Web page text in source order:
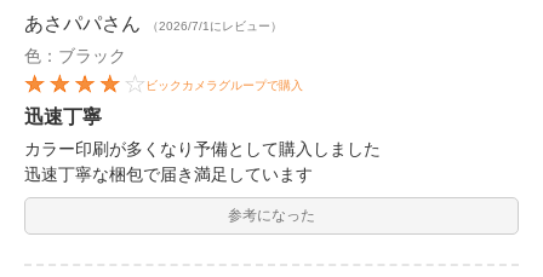
あさパパさん （2026/7/1にレビュー）
色：ブラック
ビックカメラグループで購入
迅速丁寧
カラー印刷が多くなり予備として購入しました
迅速丁寧な梱包で届き満足しています
参考になった